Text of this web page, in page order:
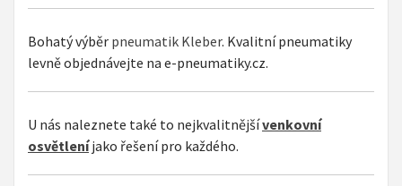
Bohatý výběr pneumatik Kleber. Kvalitní pneumatiky
levně objednávejte na e-pneumatiky.cz.
U nás naleznete také to nejkvalitnějšívenkovní
osvětleníjako řešení pro každého.